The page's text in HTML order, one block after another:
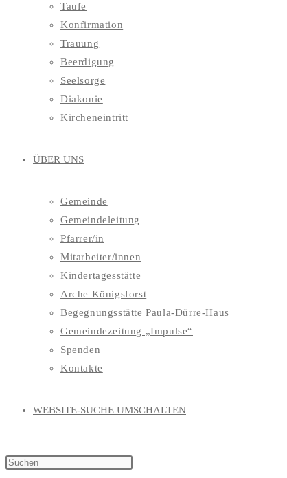
Taufe
Konfirmation
Trauung
Beerdigung
Seelsorge
Diakonie
Kircheneintritt
ÜBER UNS
Gemeinde
Gemeindeleitung
Pfarrer/in
Mitarbeiter/innen
Kindertagesstätte
Arche Königsforst
Begegnungsstätte Paula-Dürre-Haus
Gemeindezeitung „Impulse“
Spenden
Kontakte
WEBSITE-SUCHE UMSCHALTEN